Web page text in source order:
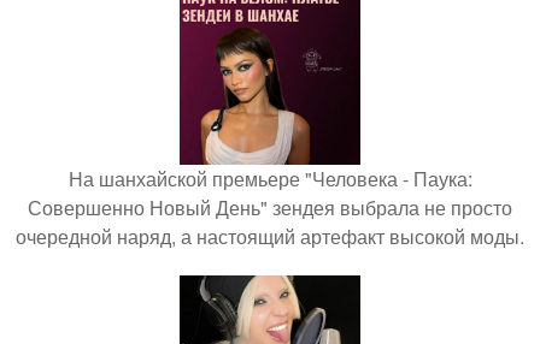
На шанхайской премьере "Человека - Паука:
Совершенно Новый День" зендея выбрала не просто
очередной наряд, а настоящий артефакт высокой моды.